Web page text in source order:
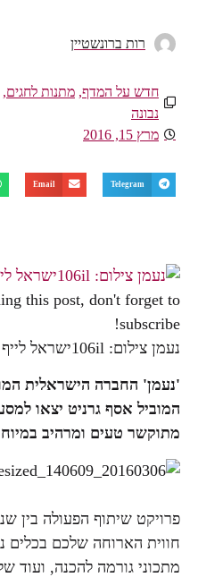
רות ברונשטיין
חדש על המדף, מתנות לחגים,
נבונה
מרץ 15, 2016
Telegram
Email
this post, don't forget to
subscribe!
נעמן צילום: 106ilישראל לייף סטייל מגזין עיצוב וקולינריה
'נעמן' החברה הישראלית
המוביל אסף גרניט יצאו
מתוקשר טעים ומרהיב
פרויקט שיתוף הפעולה בין
חווית הארוחה שלכם בכלים
מתכוני גורמה להכנה, ועוד